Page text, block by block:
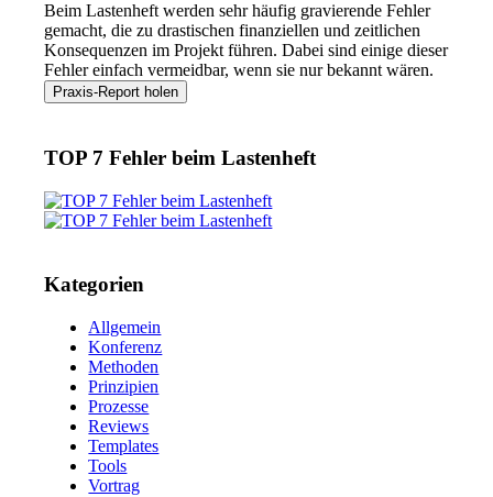
Beim Lastenheft werden sehr häufig gravierende Fehler
gemacht, die zu drastischen finanziellen und zeitlichen
Konsequenzen im Projekt führen. Dabei sind einige dieser
Fehler einfach vermeidbar, wenn sie nur bekannt wären.
TOP 7 Fehler beim Lastenheft
Kategorien
Allgemein
Konferenz
Methoden
Prinzipien
Prozesse
Reviews
Templates
Tools
Vortrag